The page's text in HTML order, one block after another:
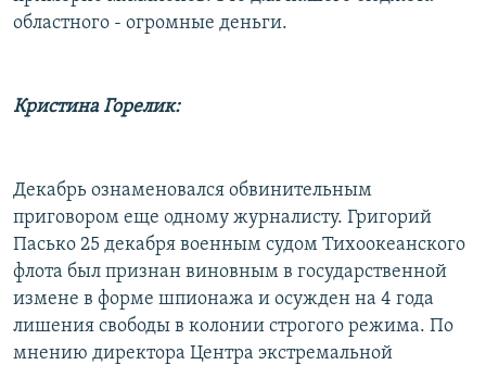
областного - огромные деньги.
Кристина Горелик:
Декабрь ознаменовался обвинительным
приговором еще одному журналисту. Григорий
Пасько 25 декабря военным судом Тихоокеанского
флота был признан виновным в государственной
измене в форме шпионажа и осужден на 4 года
лишения свободы в колонии строгого режима. По
мнению директора Центра экстремальной